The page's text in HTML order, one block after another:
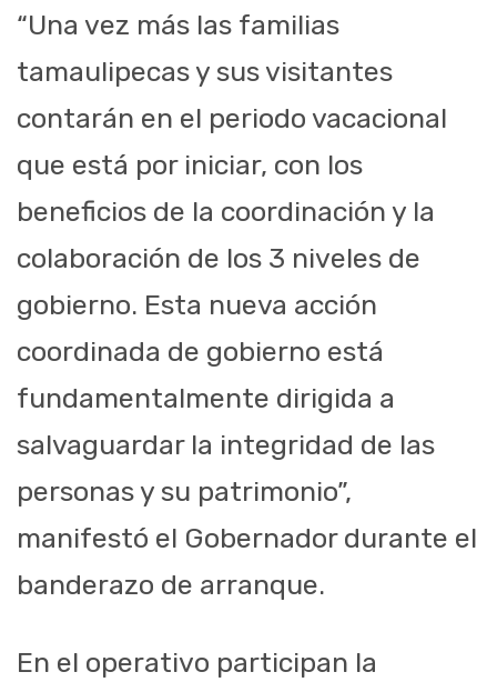
“Una vez más las familias
tamaulipecas y sus visitantes
contarán en el periodo vacacional
que está por iniciar, con los
beneficios de la coordinación y la
colaboración de los 3 niveles de
gobierno. Esta nueva acción
coordinada de gobierno está
fundamentalmente dirigida a
salvaguardar la integridad de las
personas y su patrimonio”,
manifestó el Gobernador durante el
banderazo de arranque.
En el operativo participan la